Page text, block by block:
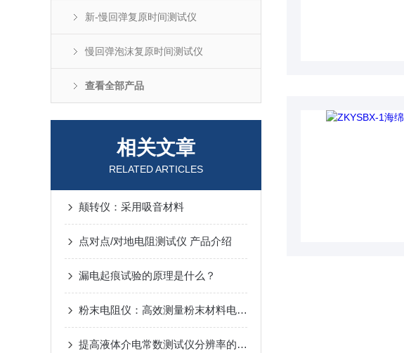
新-慢回弹复原时间测试仪
慢回弹泡沫复原时间测试仪
查看全部产品
相关文章
RELATED ARTICLES
颠转仪：采用吸音材料
点对点/对地电阻测试仪 产品介绍
漏电起痕试验的原理是什么？
粉末电阻仪：高效测量粉末材料电导率的利器
提高液体介电常数测试仪分辨率的方法综合探讨